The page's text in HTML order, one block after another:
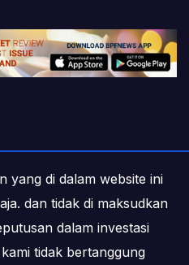
yang di dalam website ini
dan tidak di maksudkan
dalam investasi
tidak bertanggung